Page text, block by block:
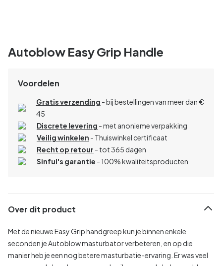
Autoblow Easy Grip Handle
Voordelen
Gratis verzending - bij bestellingen van meer dan €
45
Discrete levering - met anonieme verpakking
Veilig winkelen - Thuiswinkel certificaat
Recht op retour - tot 365 dagen
Sinful's garantie - 100% kwaliteitsproducten
Over dit product
Met de nieuwe Easy Grip handgreep kun je binnen enkele
seconden je Autoblow masturbator verbeteren, en op die
manier heb je een nog betere masturbatie-ervaring. Er was veel